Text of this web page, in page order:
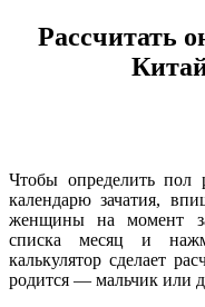
Рассчитать
Чтобы определить пол
календарю зачатия,
женщины на момент
списка месяц и
калькулятор сделает
родится — мальчик или